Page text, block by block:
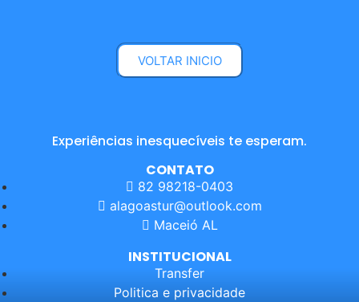
VOLTAR INICIO
Experiências inesquecíveis te esperam.
CONTATO
82 98218-0403
alagoastur@outlook.com
Maceió AL
INSTITUCIONAL
Transfer
Politica e privacidade